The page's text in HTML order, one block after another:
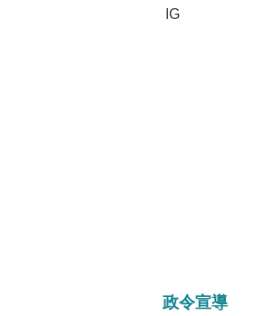
IG
政令宣導